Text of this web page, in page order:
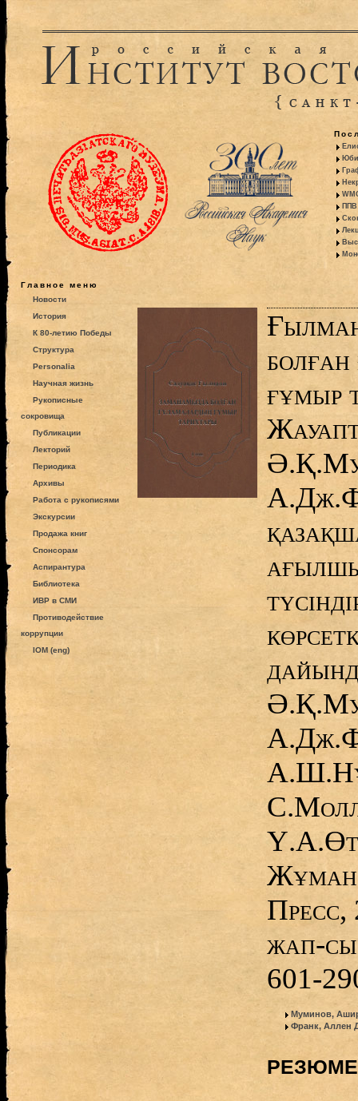
ППВ
Главное меню
Новости
История
К 80-летию Победы
Структура
Personalia
Научная жизнь
Рукописные
сокровища
Публикации
Лекторий
Периодика
Архивы
Работа с рукописями
Экскурсии
Продажа книг
Спонсорам
Аспирантура
Библиотека
ИВР в СМИ
Противодействие
коррупции
IOM (eng)
ғұмыр
Пресс,
жап-
601-
Муминов,
Франк, Аллен
РЕЗЮМЕ